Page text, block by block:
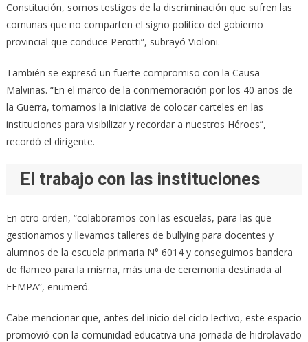
Constitución, somos testigos de la discriminación que sufren las
comunas que no comparten el signo político del gobierno
provincial que conduce Perotti”, subrayó Violoni.
También se expresó un fuerte compromiso con la Causa
Malvinas. “En el marco de la conmemoración por los 40 años de
la Guerra, tomamos la iniciativa de colocar carteles en las
instituciones para visibilizar y recordar a nuestros Héroes”,
recordó el dirigente.
El trabajo con las instituciones
En otro orden, “colaboramos con las escuelas, para las que
gestionamos y llevamos talleres de bullying para docentes y
alumnos de la escuela primaria N° 6014 y conseguimos bandera
de flameo para la misma, más una de ceremonia destinada al
EEMPA”, enumeró.
Cabe mencionar que, antes del inicio del ciclo lectivo, este espacio
promovió con la comunidad educativa una jornada de hidrolavado